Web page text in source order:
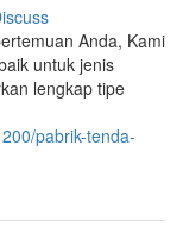
Anda, Kami
untuk jenis
lengkap tipe
pabrik-tenda-